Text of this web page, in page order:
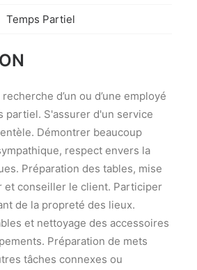
Temps Partiel
d’un ou d’une employé
partiel. S'assurer d'un service
Démontrer beaucoup
respect envers la
Préparation des tables, mise
et conseiller le client. Participer
de la propreté des lieux.
et nettoyage des accessoires
Préparation de mets
tâches connexes ou